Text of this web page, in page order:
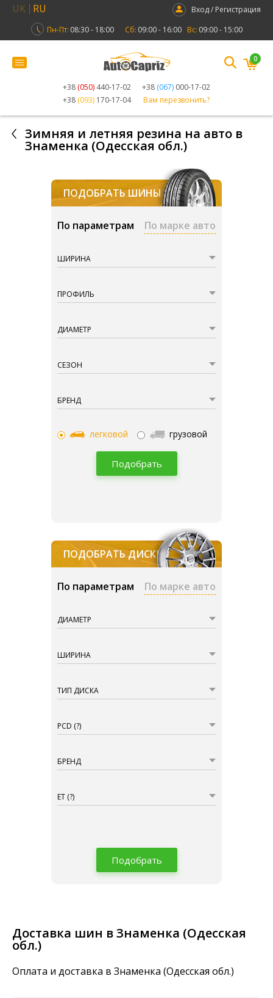
UK RU
Вход / Регистрация
Пн-Пт: 08:30 - 18:00 Сб: 09:00 - 16:00 Вс: 09:00 - 15:00
+38 (050) 440-17-02 +38 (067) 000-17-02
+38 (093) 170-17-04 Вам перезвонить?
0
Зимняя и летняя резина на авто в
Знаменка (Одесская обл.)
ПОДОБРАТЬ ШИНЫ
По параметрам По марке авто
ШИРИНА
ПРОФИЛЬ
ДИАМЕТР
СЕЗОН
БРЕНД
легковой грузовой
Подобрать
ПОДОБРАТЬ ДИСКИ
По параметрам По марке авто
ДИАМЕТР
ШИРИНА
ТИП ДИСКА
PCD (?)
БРЕНД
ET (?)
Подобрать
Доставка шин в Знаменка (Одесская
обл.)
Оплата и доставка в Знаменка (Одесская обл.)